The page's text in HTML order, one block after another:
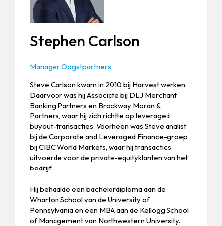
Stephen Carlson
Manager Oogstpartners
Steve Carlson kwam in 2010 bij Harvest werken.
Daarvoor was hij Associate bij DLJ Merchant
Banking Partners en Brockway Moran &
Partners, waar hij zich richtte op leveraged
buyout-transacties. Voorheen was Steve analist
bij de Corporate and Leveraged Finance-groep
bij CIBC World Markets, waar hij transacties
uitvoerde voor de private-equityklanten van het
bedrijf.
Hij behaalde een bachelordiploma aan de
Wharton School van de University of
Pennsylvania en een MBA aan de Kellogg School
of Management van Northwestern University.